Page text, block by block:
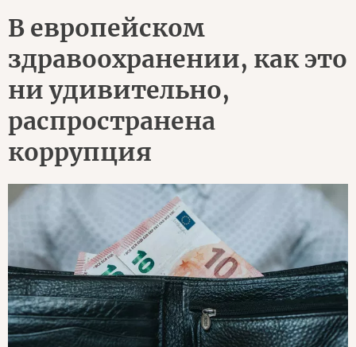
В европейском
здравоохранении, как это
ни удивительно,
распространена
коррупция